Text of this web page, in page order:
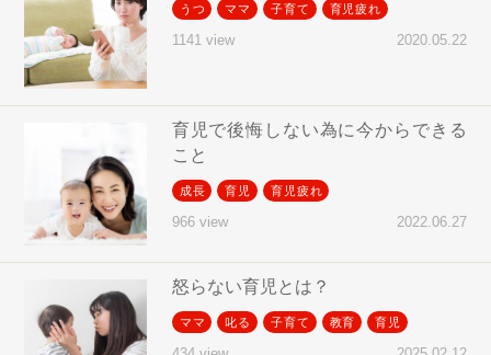
うつ ママ 子育て 育児疲れ
1141 view 2020.05.22
育児で後悔しない為に今からできる
こと
成長 育児 育児疲れ
966 view 2022.06.27
怒らない育児とは？
ママ 叱る 子育て 教育 育児